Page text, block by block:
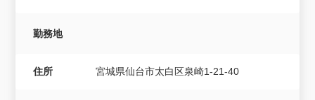
勤務地
住所 宮城県仙台市太白区泉崎1-21-40